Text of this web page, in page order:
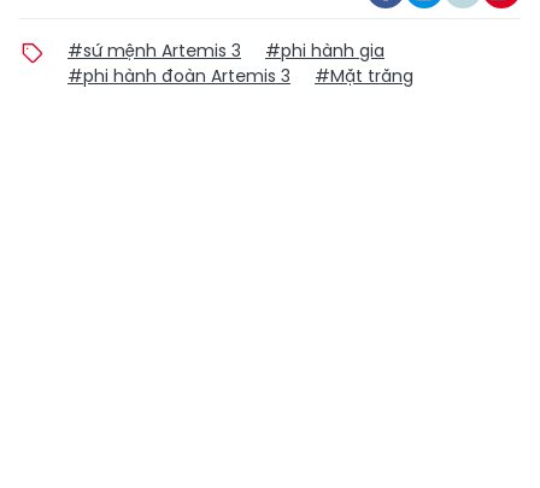
#sứ mệnh Artemis 3
#phi hành gia
#phi hành đoàn Artemis 3
#Mặt trăng